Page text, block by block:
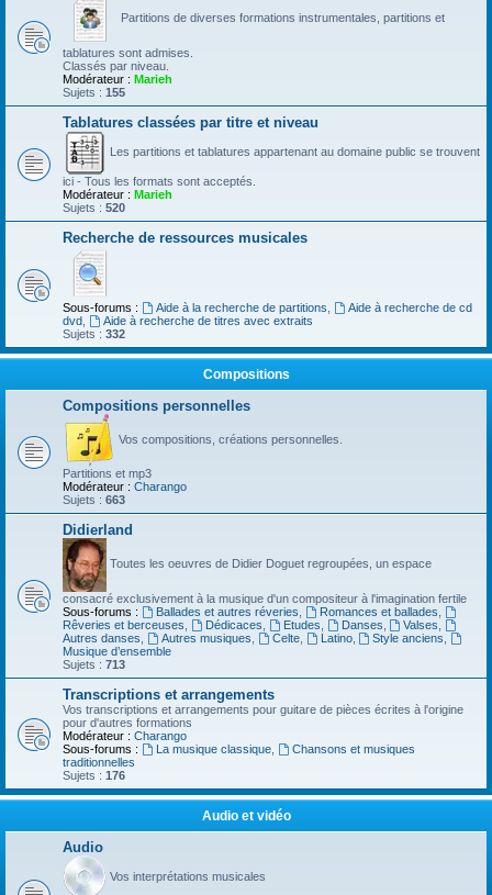
Partitions de diverses formations instrumentales, partitions et
tablatures sont admises.
Classés par niveau.
Modérateur : Marieh
Sujets : 155
Tablatures classées par titre et niveau
Les partitions et tablatures appartenant au domaine public se trouvent
ici - Tous les formats sont acceptés.
Modérateur : Marieh
Sujets : 520
Recherche de ressources musicales
Sous-forums : Aide à la recherche de partitions
Aide à recherche de cd
dvd
Aide à recherche de titres avec extraits
Sujets : 332
Compositions
Compositions personnelles
Vos compositions, créations personnelles.
Partitions et mp3
Modérateur : Charango
Sujets : 663
Didierland
Toutes les oeuvres de Didier Doguet regroupées, un espace
consacré exclusivement à la musique d'un compositeur à l'imagination fertile
Sous-forums :
Ballades et autres réveries Romances et ballades
Rêveries et berceuses
Dédicaces Etudes Danses Valses
Autres danses
Autres musiques Celte, Latino, Style anciens
Musique d’ensemble
Sujets : 713
Transcriptions et arrangements
Vos transcriptions et arrangements pour guitare de pièces écrites à l'origine
pour d'autres formations
Modérateur : Charango
Sous-forums :
La musique classique,
Chansons et musiques
traditionnelles
Sujets : 176
Audio et vidéo
Audio
Vos interprétations musicales